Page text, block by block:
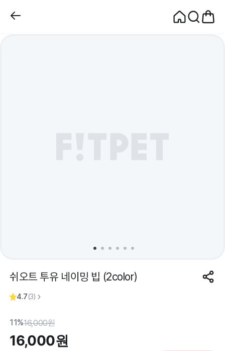
쉬오트 투유 네이밍 빕 (2color)
4.7(3)
11%16,000원
16,000원